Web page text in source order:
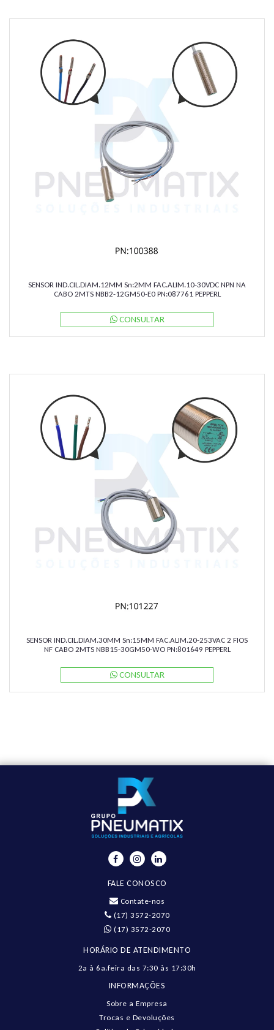
SENSOR IND.CIL.DIAM.12MM Sn:2MM FAC.ALIM.10-30VDC NPN NA
CABO 2MTS NBB2-12GM50-E0 PN:087761 PEPPERL
CONSULTAR
SENSOR IND.CIL.DIAM.30MM Sn:15MM FAC.ALIM.20-253VAC 2 FIOS
NF CABO 2MTS NBB15-30GM50-WO PN:801649 PEPPERL
CONSULTAR
FALE CONOSCO
Contate-nos
(17) 3572-2070
(17) 3572-2070
HORÁRIO DE ATENDIMENTO
2a à 6a.feira das 7:30 às 17:30h
INFORMAÇÕES
Sobre a Empresa
Trocas e Devoluções